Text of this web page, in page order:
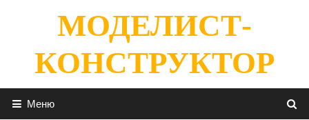
содержимомуМОДЕЛИСТ-
КОНСТРУКТОР
Меню